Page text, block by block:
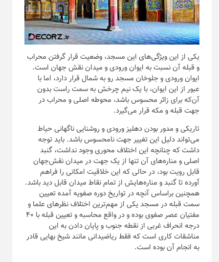
یکی از این ویژگی‌های این مسجد، وضعیت قرار گرفتن محراب
و قبله آن نسبت به ایوان ورودی و میدان نقش جهان است.
ایوان ورودی و جلوخان مسجد رو به شمال قرار دارد، اما با
عبور از این ایوان، با یک نیم چرخش به سمت راست بدون
آن‌که برای زائر محسوس باشد، محوطه اصلی و محراب در
جهت قبله و مکه قرار می‌گیرد.
تاریکی و مدور بودن دهلیز ورودی و روشنایی ناگهانی حیاط
می‌تواند دلیل این تغییر جهت نامحسوس باشد. باید توجه
داشت که چنانچه این اختلاف محوری وجود نداشت، گنبد
اصلی و مناره‌های آن تنها از یک جهت در میدان نقش‌جهان
قابل رویت بود، در حالی که این خلاقیت امکانی را فراهم
آورده تا گنبد و مناره‌هایش از تمام نقاط میدان قابل دید باشد.
همچنین براساس آنچه در تواریخ دوره صفویه آمده تعیین
سمت قبله در مسجد یکی از مهم‌ترین اختلاف نظر‌های علما و
مفتیان عصر صفوی بوده و در واقع محاسبه و تعیین قبله با ۴۰
درجه انحراف غربی از نقطه جنوب و پایان دادن به این
مناشقات کاری است که فقط ریاضیدانی مانند شیخ بهایی قادر
به انجام آن بوده است.